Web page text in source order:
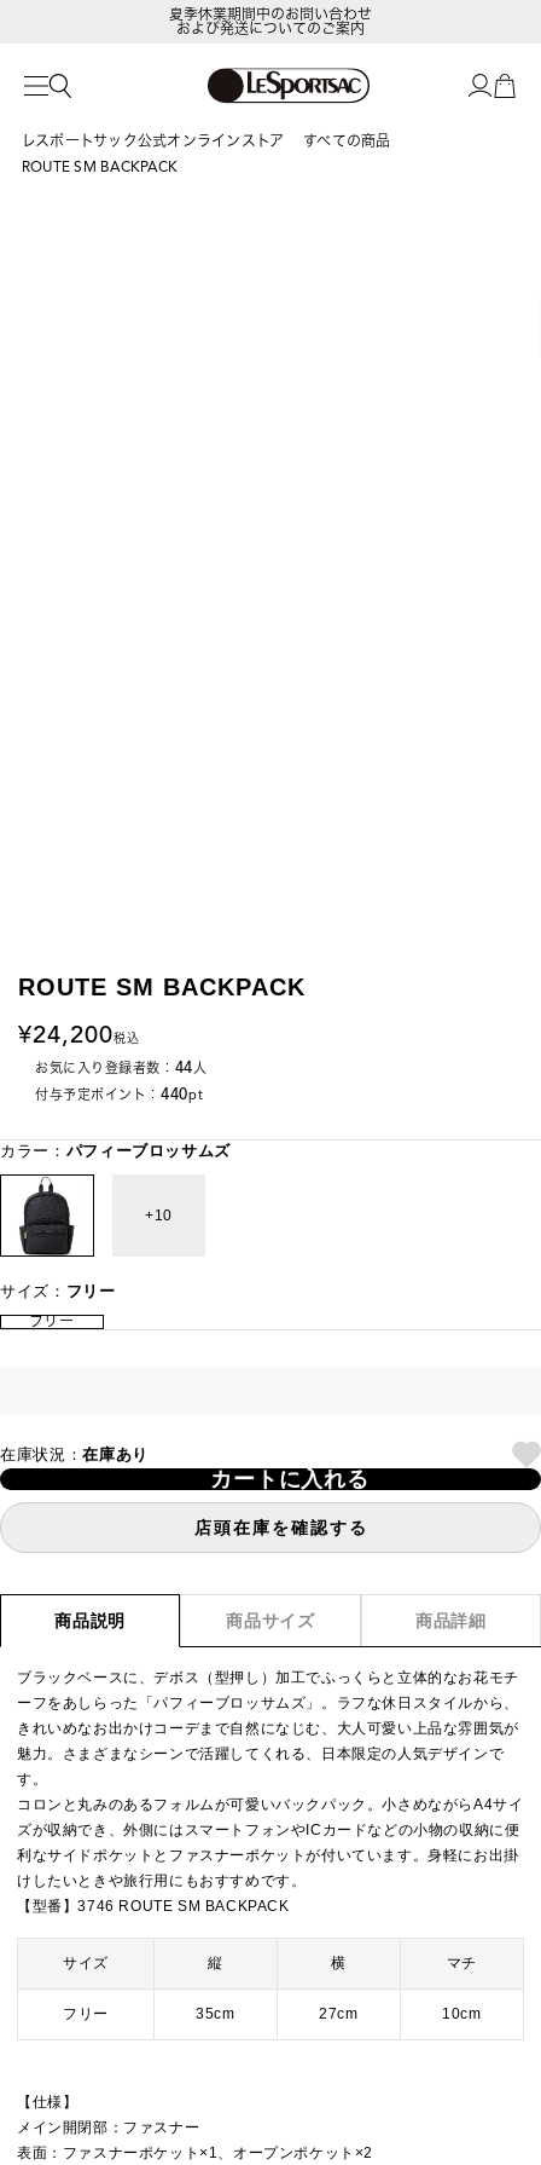
夏季休業期間中のお問い合わせ
および発送についてのご案内
レスポートサック公式オンラインストア
すべての商品
ROUTE SM BACKPACK
ROUTE SM BACKPACK
24,200税込
お気に入り登録者数： 44人
付与予定ポイント： 440pt
カラー： パフィーブロッサムズ
10
サイズ： フリー
フリー
在庫状況：在庫あり
カートに入れる
店頭在庫を確認する
商品説明 商品サイズ 商品詳細
ブラックベースに、デボス（型押し）加工でふっくらと立体的なお花モチ
ーフをあしらった「パフィーブロッサムズ」。ラフな休日スタイルから、
きれいめなお出かけコーデまで自然になじむ、大人可愛い上品な雰囲気が
魅力。さまざまなシーンで活躍してくれる、日本限定の人気デザインで
す。
コロンと丸みのあるフォルムが可愛いバックパック。小さめながらA4サイ
ズが収納でき、外側にはスマートフォンやICカードなどの小物の収納に便
利なサイドポケットとファスナーポケットが付いています。身軽にお出掛
けしたいときや旅行用にもおすすめです。
【型番】3746 ROUTE SM BACKPACK
サイズ 縦 横 マチ
フリー 35cm 27cm 10cm
【仕様】
メイン開閉部：ファスナー
表面：ファスナーポケット×1、オープンポケット×2